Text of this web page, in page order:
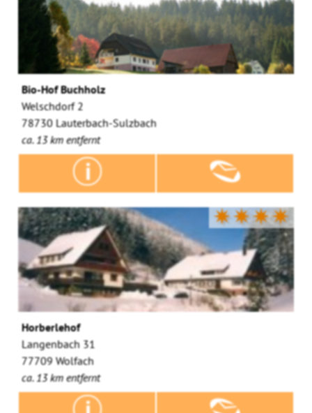
Bio-Hof Buchholz
Welschdorf 2
78730 Lauterbach-Sulzbach
ca. 13 km entfernt
✷✷✷✷
Horberlehof
Langenbach 31
77709 Wolfach
ca. 13 km entfernt